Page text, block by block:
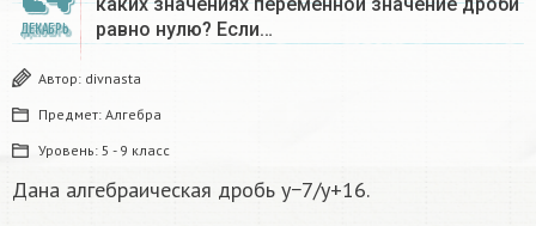
ДЕКАБРЬ
каких значениях переменной значение дроби
равно нулю? Если…
Автор: divnasta
Предмет: Алгебра
Уровень: 5 - 9 класс
Дана алгебраическая дробь y−7/y+16.